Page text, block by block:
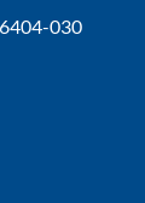
030